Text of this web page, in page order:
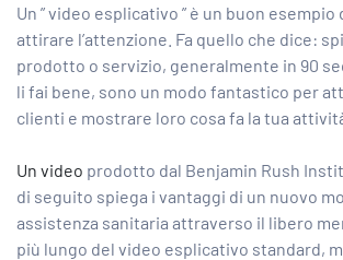
Un ”video esplicativo ” è un buon
attirare l’attenzione. Fa quello che dice:
prodotto o servizio, generalmente in 90
li fai bene, sono un modo fantastico per
clienti e mostrare loro cosa fa la tua
Un video prodotto dal Benjamin Rush
di seguito spiega i vantaggi di un nuovo
assistenza sanitaria attraverso il libero
più lungo del video esplicativo standard,